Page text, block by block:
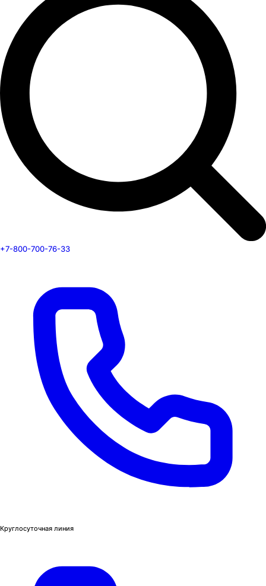
+7-800-700-76-33
Круглосуточная линия